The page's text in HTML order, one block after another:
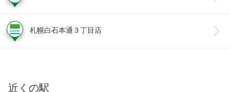
札幌白石本通３丁目店
近くの駅